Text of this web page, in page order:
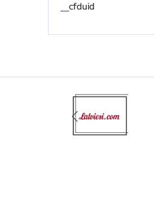
__cfduid